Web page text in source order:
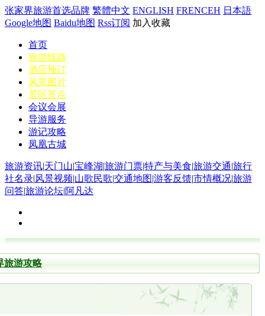
张家界旅游首选品牌 繁體中文 ENGLISH FRENCEH 日本語
Google地图 Baidu地图 Rss订阅 加入收藏
首页
旅游线路
酒店预订
风景图片
景区景点
会议会展
导游服务
游记攻略
凤凰古城
旅游资讯|天门山|宝峰湖|旅游门票|特产与美食|旅游交通|旅行
社名录|风景视频|山歌民歌|交通地图|游客反馈|市情概况|旅游
问答|旅游论坛|阿凡达
旅游攻略